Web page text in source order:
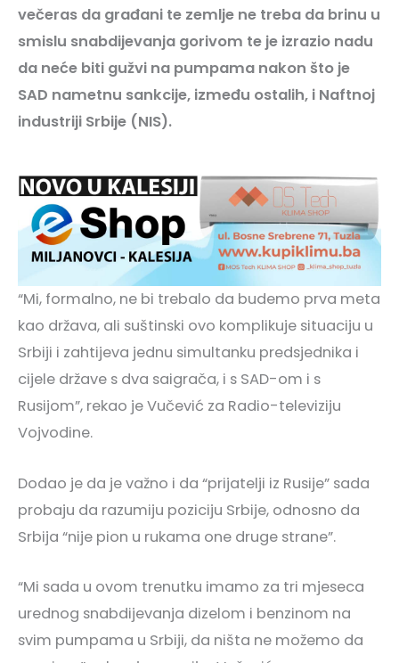
večeras da građani te zemlje ne treba da brinu u
smislu snabdijevanja gorivom te je izrazio nadu
da neće biti gužvi na pumpama nakon što je
SAD nametnu sankcije, između ostalih, i Naftnoj
industriji Srbije (NIS).
“Mi, formalno, ne bi trebalo da budemo prva meta
kao država, ali suštinski ovo komplikuje situaciju u
Srbiji i zahtijeva jednu simultanku predsjednika i
cijele države s dva saigrača, i s SAD-om i s
Rusijom”, rekao je Vučević za Radio-televiziju
Vojvodine.
Dodao je da je važno i da “prijatelji iz Rusije” sada
probaju da razumiju poziciju Srbije, odnosno da
Srbija “nije pion u rukama one druge strane”.
“Mi sada u ovom trenutku imamo za tri mjeseca
urednog snabdijevanja dizelom i benzinom na
svim pumpama u Srbiji, da ništa ne možemo da